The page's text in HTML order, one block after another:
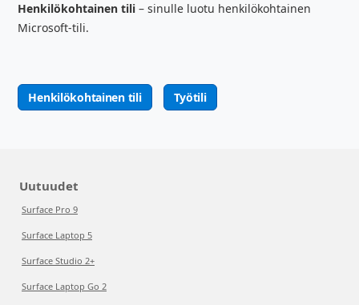
Henkilökohtainen tili – sinulle luotu henkilökohtainen
Microsoft-tili.
Henkilökohtainen tili Työtili
Uutuudet
Surface Pro 9
Surface Laptop 5
Surface Studio 2+
Surface Laptop Go 2